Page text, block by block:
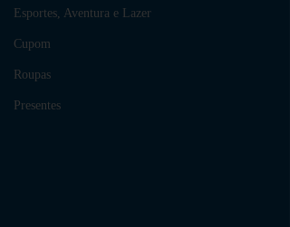
Esportes, Aventura e Lazer
Cupom
Roupas
Presentes